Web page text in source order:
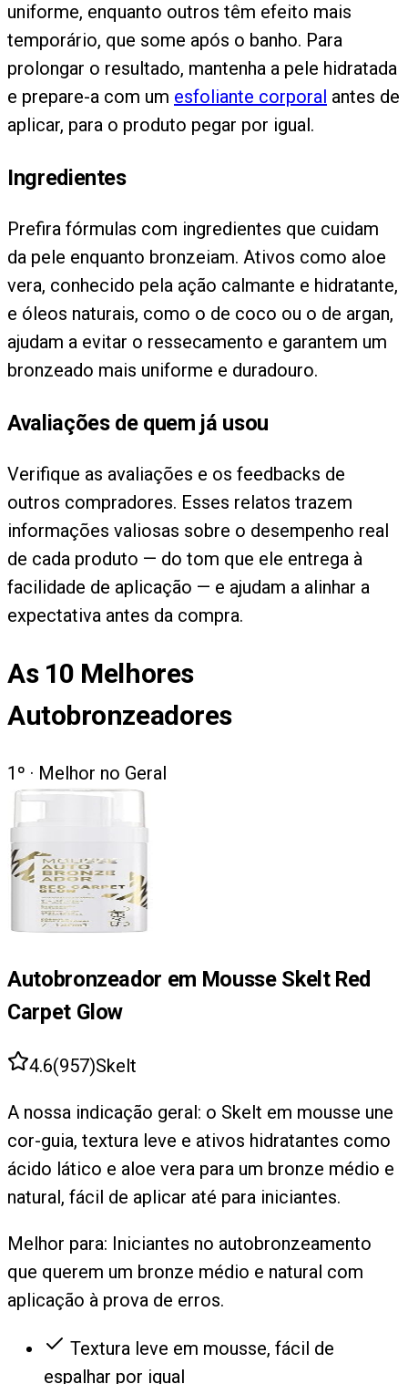
uniforme, enquanto outros têm efeito mais
temporário, que some após o banho. Para
prolongar o resultado, mantenha a pele hidratada
e prepare-a com um esfoliante corporal antes de
aplicar, para o produto pegar por igual.
Ingredientes
Prefira fórmulas com ingredientes que cuidam
da pele enquanto bronzeiam. Ativos como aloe
vera, conhecido pela ação calmante e hidratante,
e óleos naturais, como o de coco ou o de argan,
ajudam a evitar o ressecamento e garantem um
bronzeado mais uniforme e duradouro.
Avaliações de quem já usou
Verifique as avaliações e os feedbacks de
outros compradores. Esses relatos trazem
informações valiosas sobre o desempenho real
de cada produto — do tom que ele entrega à
facilidade de aplicação — e ajudam a alinhar a
expectativa antes da compra.
As 10 Melhores
Autobronzeadores
1 º · Melhor no Geral
Autobronzeador em Mousse Skelt Red
Carpet Glow
4.6(957)Skelt
A nossa indicação geral: o Skelt em mousse une
cor-guia, textura leve e ativos hidratantes como
ácido lático e aloe vera para um bronze médio e
natural, fácil de aplicar até para iniciantes.
Melhor para: Iniciantes no autobronzeamento
que querem um bronze médio e natural com
aplicação à prova de erros.
Textura leve em mousse, fácil de
espalhar por igual